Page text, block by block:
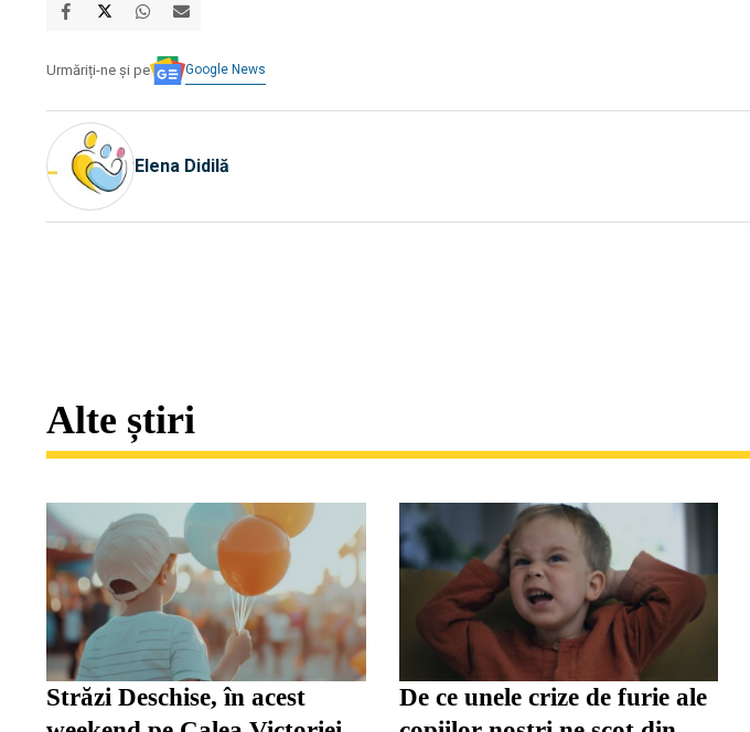
Urmăriți-ne și pe Google News
Elena Didilă
Alte știri
Străzi Deschise, în acest
De ce unele crize de furie ale